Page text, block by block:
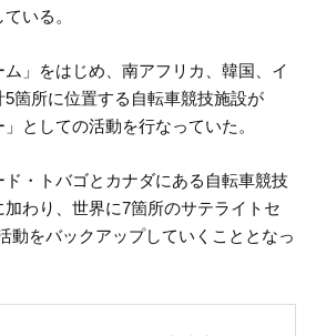
いる。
」をはじめ、南アフリカ、韓国、イ
箇所に位置する自転車競技施設が
」としての活動を行なっていた。
・トバゴとカナダにある自転車競技
わり、世界に7箇所のサテライトセ
動をバックアップしていくこととなっ